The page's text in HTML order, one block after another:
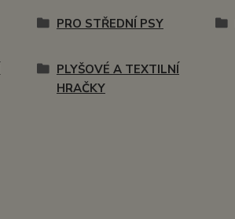
PRO STŘEDNÍ PSY
PLYŠOVÉ A TEXTILNÍ
HRAČKY